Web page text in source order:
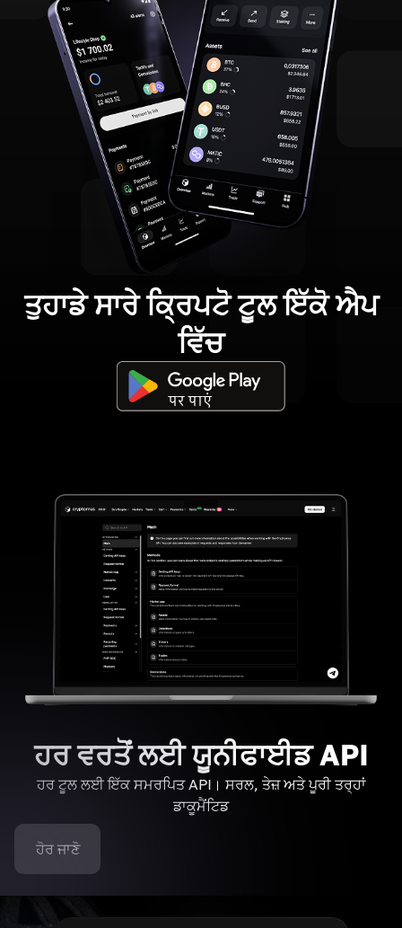
ਤੁਹਾਡੇ ਸਾਰੇ ਕ੍ਰਿਪਟੋ ਟੂਲ ਇੱਕੋ ਐਪ
ਵਿੱਚ
ਹਰ ਵਰਤੋਂ ਲਈ ਯੂਨੀਫਾਈਡ API
ਹਰ ਟੂਲ ਲਈ ਇੱਕ ਸਮਰਪਿਤ API। ਸਰਲ, ਤੇਜ਼ ਅਤੇ ਪੂਰੀ ਤਰ੍ਹਾਂ
ਡਾਕੂਮੈਂਟਿਡ
ਹੋਰ ਜਾਣੋ